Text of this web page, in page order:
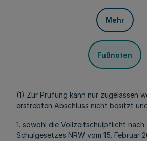
Mehr
Fußnoten
(1) Zur Prüfung kann nur zugelassen
erstrebten Abschluss nicht besitzt
1. sowohl die Vollzeitschulpflicht nach
Schulgesetzes NRW vom 15. Februar